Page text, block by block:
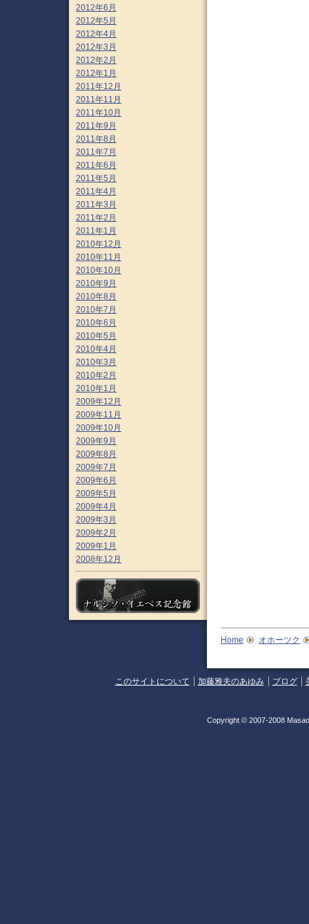
2012年6月
2012年5月
2012年4月
2012年3月
2012年2月
2012年1月
2011年12月
2011年11月
2011年10月
2011年9月
2011年8月
2011年7月
2011年6月
2011年5月
2011年4月
2011年3月
2011年2月
2011年1月
2010年12月
2010年11月
2010年10月
2010年9月
2010年8月
2010年7月
2010年6月
2010年5月
2010年4月
2010年3月
2010年2月
2010年1月
2009年12月
2009年11月
2009年10月
2009年9月
2009年8月
2009年7月
2009年6月
2009年5月
2009年4月
2009年3月
2009年2月
2009年1月
2008年12月
Home オホーツク
このサイトについて 加藤雅夫のあゆみ ブログ
Copyright © 2007-2008